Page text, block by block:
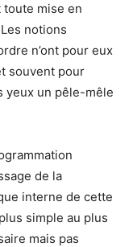
mise en
notions
n’ont pour eux
souvent pour
yeux un pêle-mêle
de la
interne de cette
simple au plus
mais pas